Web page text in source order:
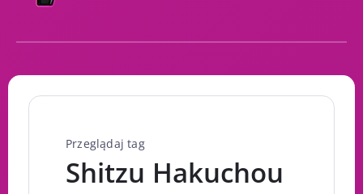
Przeglądaj tag
Shitzu Hakuchou